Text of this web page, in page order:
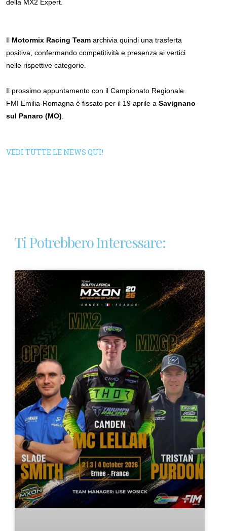
della MX2 Expert.
Il Motormix Racing Team archivia quindi una trasferta
positiva, confermando competitività e presenza ai vertici
nelle rispettive categorie.
Il prossimo appuntamento con il Campionato Regionale
FMI Emilia-Romagna è fissato per il 19 aprile a Savignano
sul Panaro (MO)
VEDI TUTTE LE NEWS QUI!
Ti Potrebbero Interessare: